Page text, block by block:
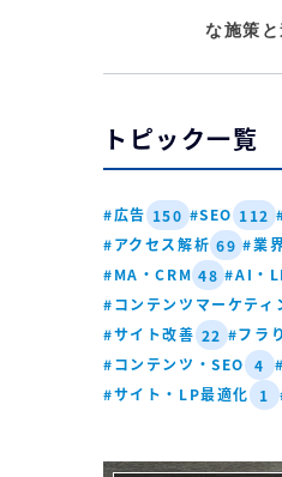
な施策
トピック一覧
#広告 150 #SEO 112
#アクセス解析 69 #業
#MA・CRM 48 #AI・
#コンテンツマーケティ
#サイト改善 22 #フラ
#コンテンツ・SEO 4
#サイト・LP最適化
1